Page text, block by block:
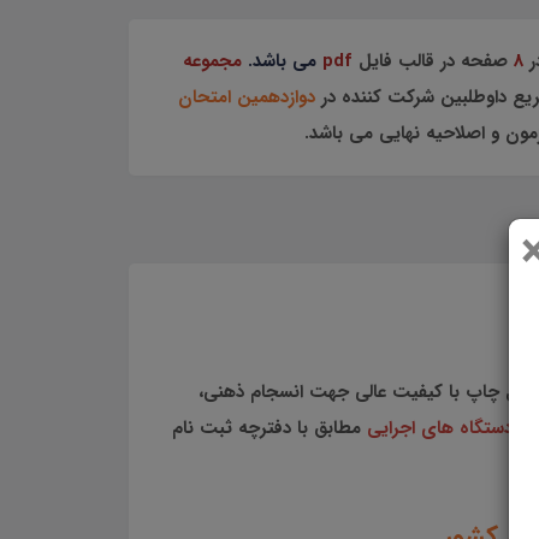
صفحه در قالب فایل pdf می باشد. مجموعه
داوطلبین شرکت کننده در دوازدهمین امتحان
قابل چاپ با کیفیت عالی جهت انسجام ذهنی،
دستگاه های اجرایی مطابق با دفترچه ثبت نام